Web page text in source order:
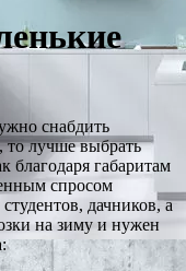
снабдить
то лучше выбрать
благодаря габаритам
спросом
дачников, а
на зиму и нужен